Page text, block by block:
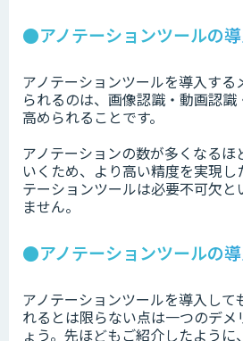
●アノテーションツールの
アノテーションツールを導入す
られるのは、画像認識・動画認識
高められることです。
アノテーションの数が多くなるほ
いくため、より高い精度を実現し
テーションツールは必要不可欠と
ません。
●アノテーションツールの
アノテーションツールを導入して
れるとは限らない点は一つのデメ
ょう。先ほどもご紹介したように